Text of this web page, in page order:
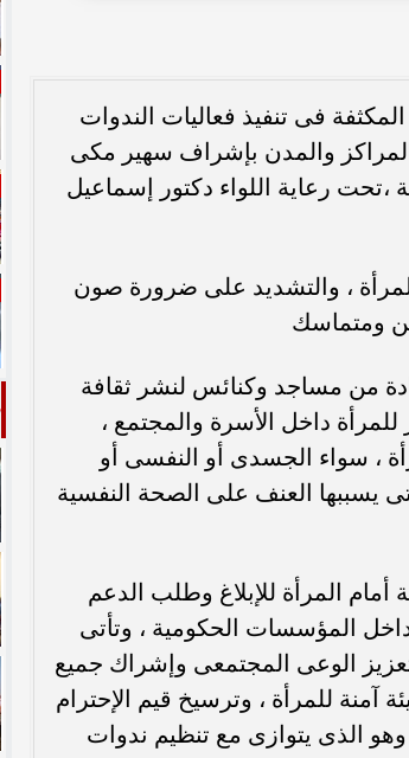
فى تنفيذ فعاليات الندوات
والمدن بإشراف سهير مكى
،تحت رعاية اللواء دكتور إسماعيل
، والتشديد على ضرورة صون
ومتماسك
من مساجد وكنائس لنشر ثقافة
للمرأة داخل الأسرة والمجتمع ،
، سواء الجسدى أو النفسى أو
يسببها العنف على الصحة النفسية
المرأة للإبلاغ وطلب الدعم
المؤسسات الحكومية ، وتأتى
الوعى المجتمعى وإشراك جميع
آمنة للمرأة ، وترسيخ قيم الإحترام
الذى يتوازى مع تنظيم ندوات